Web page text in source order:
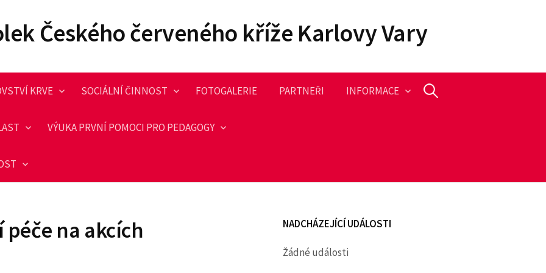
Českého červeného kříže Karlovy Vary
KRVE SOCIÁLNÍ ČINNOST FOTOGALERIE PARTNEŘI INFORMACE
VÝUKA PRVNÍ POMOCI PRO PEDAGOGY
V
na akcích NADCHÁZEJÍCÍ UDÁLOSTI
Žádné události